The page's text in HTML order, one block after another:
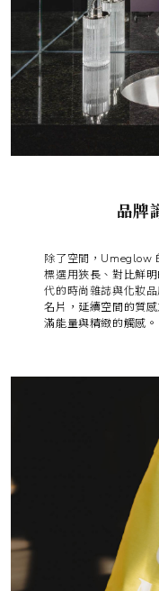
品牌
除了空間，Umeglow
標選用狹長、對比鮮
代的時尚雜誌與化妝
名片，延續空間的質
滿能量與精緻的觸感。